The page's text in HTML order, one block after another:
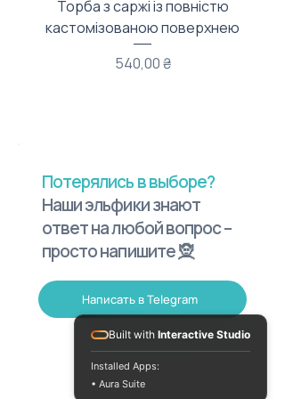
Торба з саржі із повністю
кастомізованою поверхнею
Цена
540,00 ₴
Потерялись в выборе?
Наши эльфики знают
ответ на любой вопрос –
просто напишите 🧝
Написать в Telegram
Built with Interactive Studio
Installed Apps:
• Aura Suite